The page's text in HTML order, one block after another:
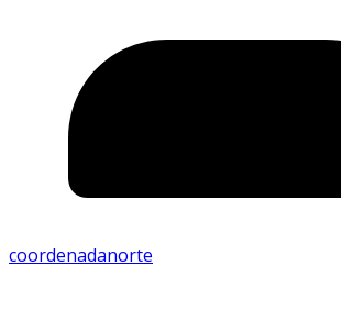
coordenadanorte